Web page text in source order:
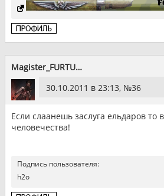
Magister_FURTUM
30.10.2011 в 23:13, №36
Если слаанешь заслуга ельдаров то
человечества!
Подпись пользователя:
h2o